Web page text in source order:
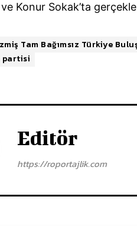
Konur Sokak’ta
Tam Bağımsız Türkiye
partisi
Editör
https://roportajlik.com